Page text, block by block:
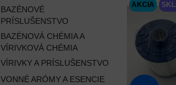
AKCIA
BAZÉNOVÉ
PRÍSLUŠENSTVO
BAZÉNOVÁ CHÉMIA A
VÍRIVKOVÁ CHÉMIA
VÍRIVKY A PRÍSLUŠENSTVO
VONNÉ ARÓMY A ESENCIE